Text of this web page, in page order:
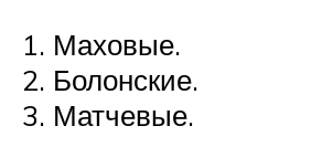
Маховые.
Болонские.
Матчевые.